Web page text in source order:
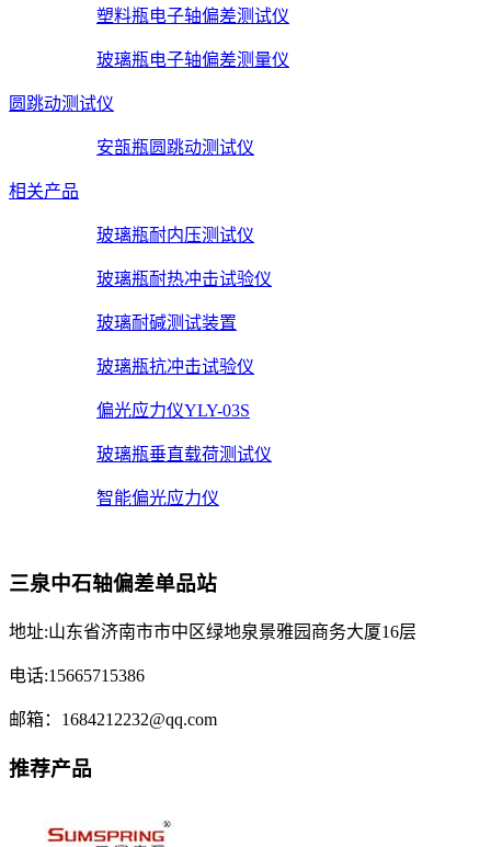
塑料瓶电子轴偏差测试仪
玻璃瓶电子轴偏差测量仪
圆跳动测试仪
安瓿瓶圆跳动测试仪
相关产品
玻璃瓶耐内压测试仪
玻璃瓶耐热冲击试验仪
玻璃耐碱测试装置
玻璃瓶抗冲击试验仪
偏光应力仪YLY-03S
玻璃瓶垂直载荷测试仪
智能偏光应力仪
三泉中石轴偏差单品站
地址:山东省济南市市中区绿地泉景雅园商务大厦16层
电话:15665715386
邮箱：1684212232@qq.com
推荐产品